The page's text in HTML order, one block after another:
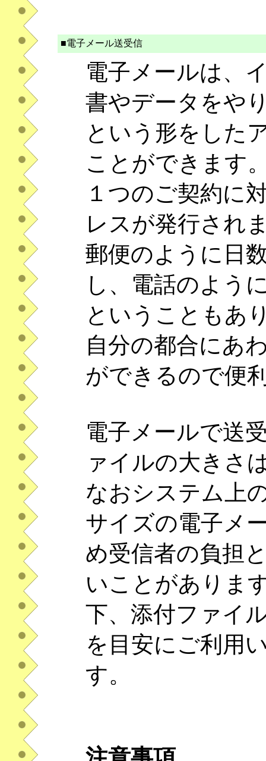
■電子メール送受信
電子メールは、
書やデータをや
という形をした
ことができます
１つのご契約に
レスが発行され
郵便のように日
し、電話のよう
ということもあ
自分の都合にあ
ができるので便
電子メールで送
ァイルの大きさ
なおシステム上
サイズの電子メ
め受信者の負担
いことがありま
下、添付ファイ
を目安にご利用
す。